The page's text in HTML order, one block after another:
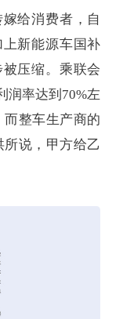
给消费者，自
新能源车国补
压缩。乘联会
润率达到70%左
整车生产商的
说，甲方给乙